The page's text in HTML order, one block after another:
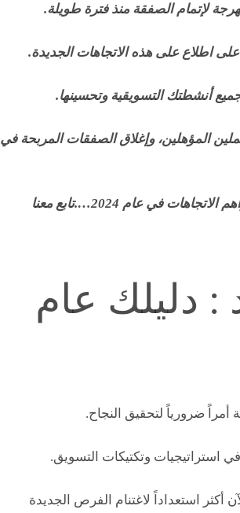
لإتمام الصفقة منذ فترة طويلة.
اطلاع على هذه الاتجاهات الجديدة.
أنشطتك التسويقية وتحسينها.
المؤهلين، وإغلاق الصفقات المربحة في
في عام 2024….تابع معنا
دليلك عام
أمراً ضرورياً لتحقيق النجاح.
أكثر استعداداً لاغتنام الفرص الجديدة